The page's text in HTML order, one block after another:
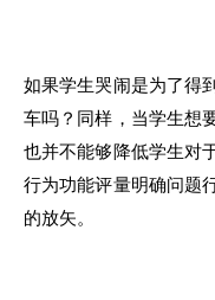
如果学生哭闹是为了得
车吗？同样，当学生想
也并不能够降低学生对
行为功能评量明确问题
的放矢。